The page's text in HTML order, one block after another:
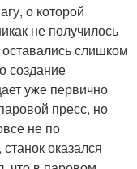
о которой
не получилось
слишком
создание
уже первично
пресс, но
не по
оказался